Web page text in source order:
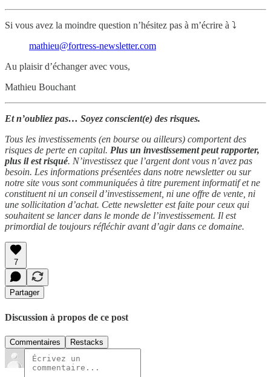
Si vous avez la moindre question n’hésitez pas à m’écrire à ⤵️
mathieu@fortress-newsletter.com
Au plaisir d’échanger avec vous,
Mathieu Bouchant
Et n’oubliez pas… Soyez conscient(e) des risques.
Tous les investissements (en bourse ou ailleurs) comportent des
risques de perte en capital. Plus un investissement peut rapporter,
plus il est risqué. N’investissez que l’argent dont vous n’avez pas
besoin. Les informations présentées dans notre newsletter ou sur
notre site vous sont communiquées à titre purement informatif et ne
constituent ni un conseil d’investissement, ni une offre de vente, ni
une sollicitation d’achat. Cette newsletter est faite pour ceux qui
souhaitent se lancer dans le monde de l’investissement. Il est
primordial de toujours réfléchir avant d’agir dans ce domaine.
7
Partager
Discussion à propos de ce post
Commentaires Restacks